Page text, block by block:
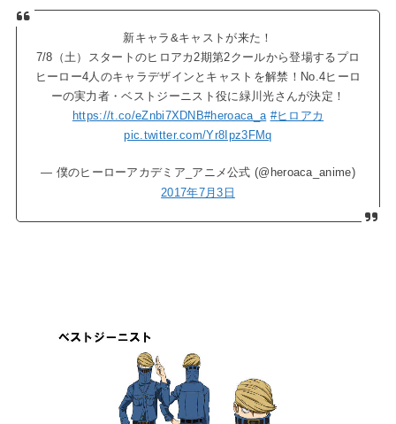
新キャラ&キャストが来た！
7/8（土）スタートのヒロアカ2期第2クールから登場するプロ
ヒーロー4人のキャラデザインとキャストを解禁！No.4ヒーロ
ーの実力者・ベストジーニスト役に緑川光さんが決定！
https://t.co/eZnbi7XDNB#heroaca_a #ヒロアカ
pic.twitter.com/Yr8Ipz3FMq
— 僕のヒーローアカデミア_アニメ公式 (@heroaca_anime)
2017年7月3日